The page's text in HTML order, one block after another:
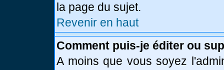
la page du sujet.
Revenir en haut
Comment puis-je éditer ou
A moins que vous soyez